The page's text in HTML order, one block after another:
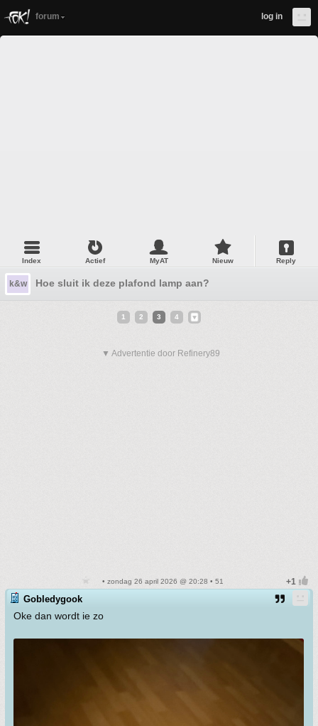
forum log in
Index Actief MyAT Nieuw Reply
k&w Hoe sluit ik deze plafond lamp aan?
1 2 3 4
▼ Advertentie door Refinery89
• zondag 26 april 2026 @ 20:28 • 51
Gobledygook
Oke dan wordt ie zo